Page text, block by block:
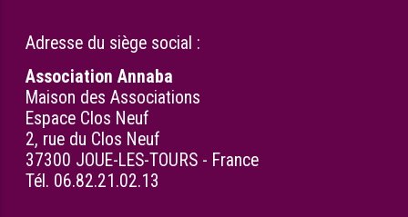
Adresse du siège social :
Association Annaba
Maison des Associations
Espace Clos Neuf
2, rue du Clos Neuf
37300 JOUE-LES-TOURS - France
Tél. 06.82.21.02.13